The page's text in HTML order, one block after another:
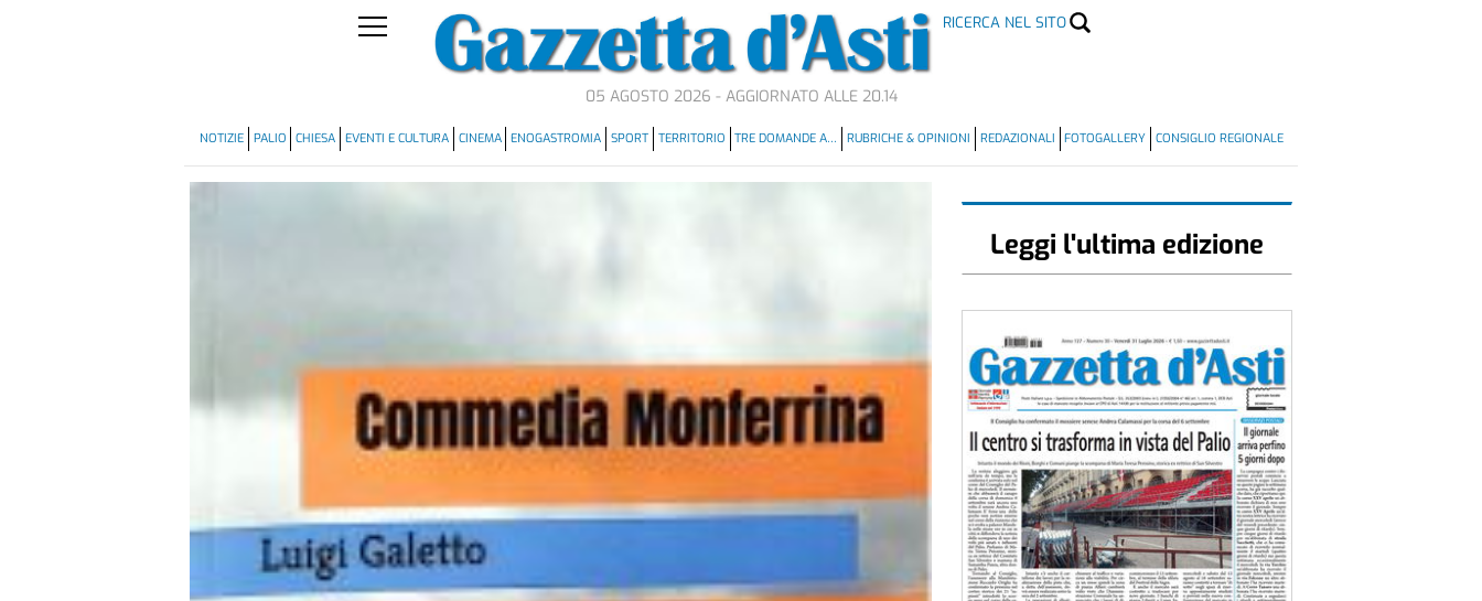
RICERCA NEL SITO
05 AGOSTO 2026 - AGGIORNATO ALLE 20.14
NOTIZIE PALIO CHIESA EVENTI E CULTURA CINEMA ENOGASTROMIA SPORT TERRITORIO TRE DOMANDE A… RUBRICHE & OPINIONI REDAZIONALI FOTOGALLERY CONSIGLIO REGIONALE
Leggi l'ultima edizione